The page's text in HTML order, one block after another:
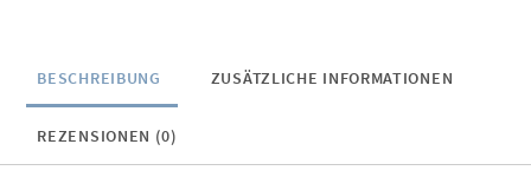
BESCHREIBUNG ZUSÄTZLICHE INFORMATIONEN
REZENSIONEN (0)